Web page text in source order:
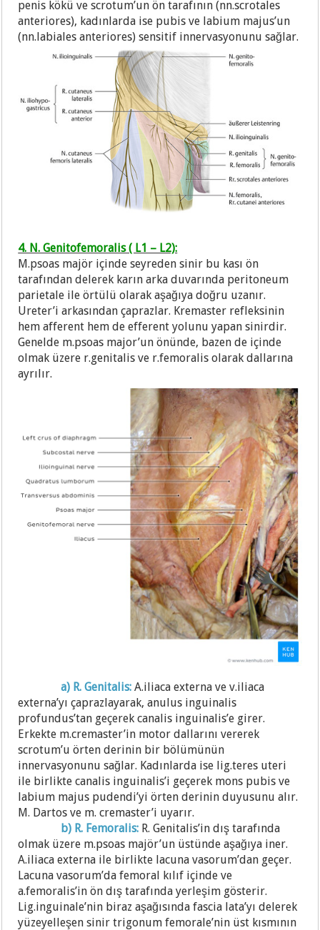
penis kökü ve scrotum’un ön tarafının (nn.scrotales
anteriores), kadınlarda ise pubis ve labium majus’un
(nn.labiales anteriores) sensitif innervasyonunu sağlar.
4. N. Genitofemoralis ( L1 – L2):
M.psoas majör içinde seyreden sinir bu kası ön
tarafından delerek karın arka duvarında peritoneum
parietale ile örtülü olarak aşağıya doğru uzanır.
Ureter’i arkasından çaprazlar. Kremaster refleksinin
hem afferent hem de efferent yolunu yapan sinirdir.
Genelde m.psoas major’un önünde, bazen de içinde
olmak üzere r.genitalis ve r.femoralis olarak dallarına
ayrılır.
a) R. Genitalis: A.iliaca externa ve v.iliaca
externa’yı çaprazlayarak, anulus inguinalis
profundus’tan geçerek canalis inguinalis’e girer.
Erkekte m.cremaster’in motor dallarını vererek
scrotum’u örten derinin bir bölümünün
innervasyonunu sağlar. Kadınlarda ise lig.teres uteri
ile birlikte canalis inguinalis’i geçerek mons pubis ve
labium majus pudendi’yi örten derinin duyusunu alır.
M. Dartos ve m. cremaster’i uyarır.
b) R. Femoralis: R. Genitalis’in dış tarafında
olmak üzere m.psoas majör’un üstünde aşağıya iner.
A.iliaca externa ile birlikte lacuna vasorum’dan geçer.
Lacuna vasorum’da femoral kılıf içinde ve
a.femoralis’in ön dış tarafında yerleşim gösterir.
Lig.inguinale’nin biraz aşağısında fascia lata’yı delerek
yüzeyelleşen sinir trigonum femorale’nin üst kısmının